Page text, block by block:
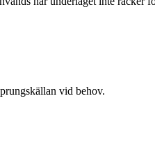
vid behov.